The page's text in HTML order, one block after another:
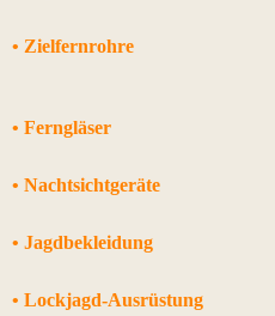
• Zielfernrohre
• Ferngläser
• Nachtsichtgeräte
• Jagdbekleidung
• Lockjagd-Ausrüstung